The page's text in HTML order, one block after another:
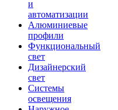
и
автоматизации
Алюминиевые
профили
Функциональный
свет
Дизайнерский
свет
Системы
освещения